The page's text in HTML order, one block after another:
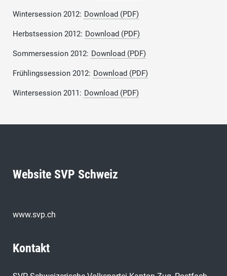
Wintersession 2012: Download (PDF)
Herbstsession 2012: Download (PDF)
Sommersession 2012: Download (PDF)
Frühlingssession 2012: Download (PDF)
Wintersession 2011: Download (PDF)
Website SVP Schweiz
www.svp.ch
Kontakt